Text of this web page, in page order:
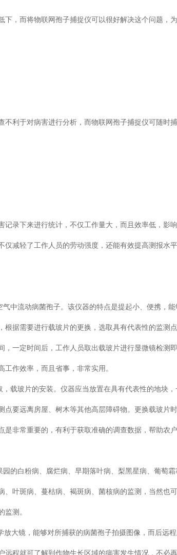
，而将物联网孢子捕捉仪可以很好解决这个问题，
不利于对病害进行分析，而物联网孢子捕捉仪可随时
下来进行统计，不仅工作量大，而且效率低，影
减轻了工作人员的劳动强度，还能有效提高测报水平
病菌孢子。该仪器的特点是提起小、便携，
根据需要进行载玻片的更换，选取具有代表性的监测点
，一定时间后，工作人员取出载玻片进行显微镜检测
，而且省事，非常实用。
载玻片的安装。仪器应当放置在具有代表性的地块
远离房屋、树木等其他高层障碍物。更换载玻片时
非常重要的，有利于获取准确的调查数据，帮助农
病、腐烂病、早期落叶病、梨黑星病、葡萄
、叶斑病、蔓枯病、褐斑病、菌核病的监测，当然也
测。
镜，能够对所捕获的病菌孢子拍摄图像，而后远
远程就可了解到作物生长区域的病害发生情况，不必